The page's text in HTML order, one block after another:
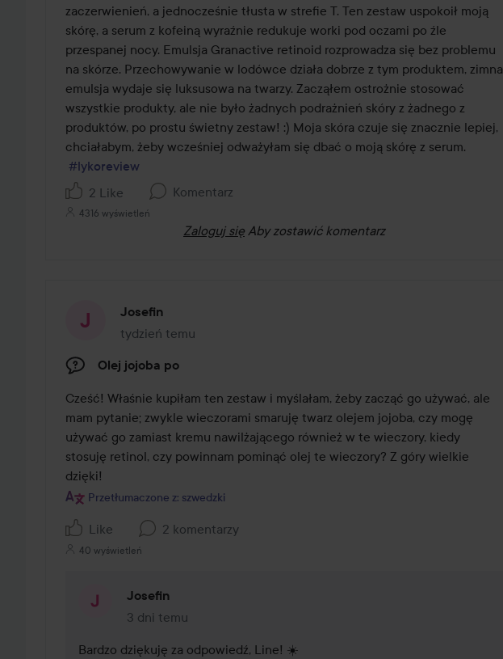
zaczerwienień, a jednocześnie tłusta w strefie T. Ten zestaw uspokoił moją
skórę, a serum z kofeiną wyraźnie redukuje worki pod oczami po źle
przespanej nocy. Emulsja Granactive retinoid rozprowadza się bez problemu
na skórze. Przechowywanie w lodówce działa dobrze z tym produktem, zimna
emulsja wydaje się luksusowa na twarzy. Zacząłem ostrożnie stosować
wszystkie produkty, ale nie było żadnych podrażnień skóry z żadnego z
produktów, po prostu świetny zestaw! :) Moja skóra czuje się znacznie lepiej,
chciałabym, żeby wcześniej odważyłam się dbać o moją skórę z serum.
#lykoreview
2 Like
Komentarz
4316 wyświetleń
Zaloguj się Aby zostawić komentarz
Josefin
tydzień temu
Post został utworzony tydzień temu
Olej jojoba po
Cześć! Właśnie kupiłam ten zestaw i myślałam, żeby zacząć go używać, ale
mam pytanie; zwykle wieczorami smaruję twarz olejem jojoba, czy mogę
używać go zamiast kremu nawilżającego również w te wieczory, kiedy
stosuję retinol, czy powinnam pominąć olej te wieczory? Z góry wielkie
dzięki!
Przetłumaczone z: szwedzki
Like 2 komentarzy
40 wyświetleń
Josefin
3 dni temu
Komentarz został dodany 3 dni temu
Bardzo dziękuję za odpowiedź, Line! ☀️